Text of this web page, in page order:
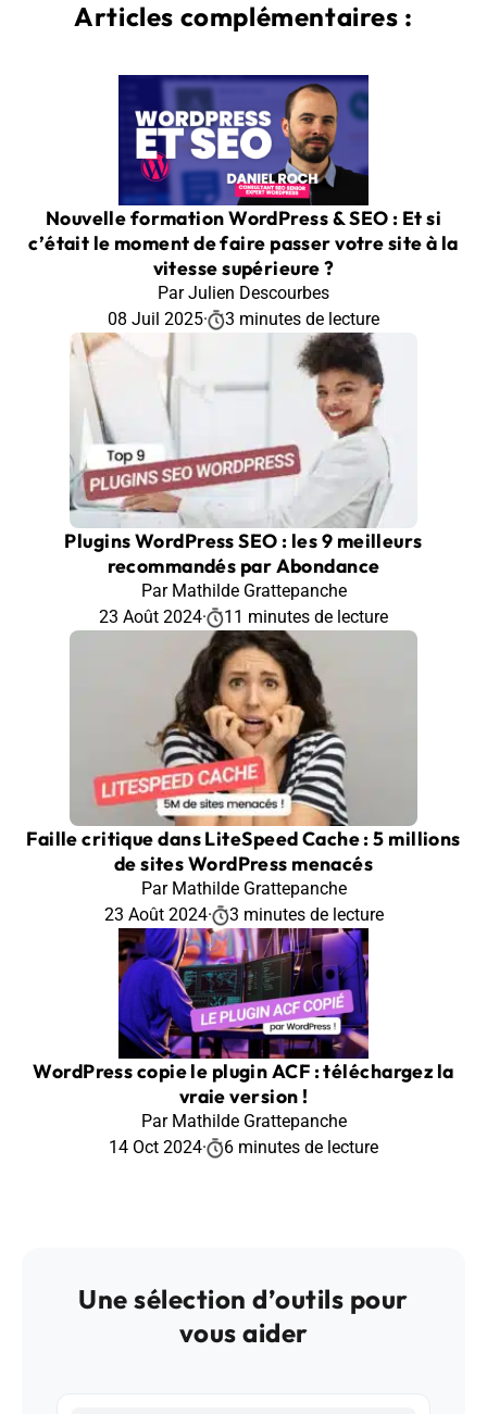
Articles complémentaires :
Nouvelle formation WordPress & SEO : Et si
c’était le moment de faire passer votre site à la
vitesse supérieure ?
Par Julien Descourbes
08 Juil 2025· 3 minutes de lecture
Plugins WordPress SEO : les 9 meilleurs
recommandés par Abondance
Par Mathilde Grattepanche
23 Août 2024· 11 minutes de lecture
Faille critique dans LiteSpeed Cache : 5 millions
de sites WordPress menacés
Par Mathilde Grattepanche
23 Août 2024· 3 minutes de lecture
WordPress copie le plugin ACF : téléchargez la
vraie version !
Par Mathilde Grattepanche
14 Oct 2024· 6 minutes de lecture
Une sélection d’outils pour
vous aider